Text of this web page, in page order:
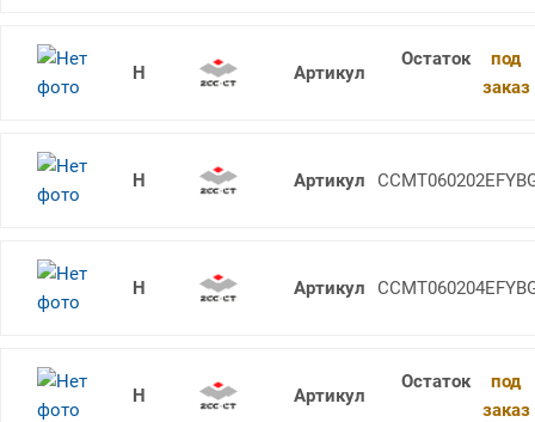
CCMT060204-EF YBG202
под
заказ
CCMT060202-EF YBG202
CCMT060204-EF YBG205
CCMT060204-HF YBC152
под
заказ